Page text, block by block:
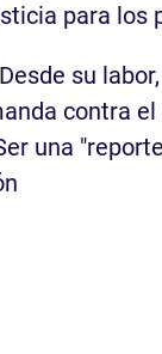
para los
su
contra
una